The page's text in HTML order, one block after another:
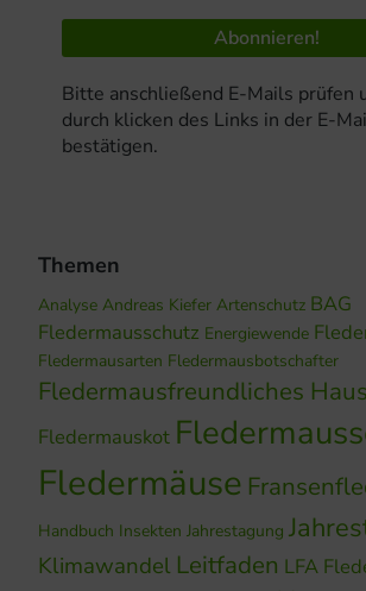
Bitte anschließend E-Mails prüfen
durch klicken des Links in der E-
bestätigen.
Themen
Analyse Andreas Kiefer Artenschutz BAG
Fledermausschutz Energiewende
Fledermausarten Fledermausbotschafter
Fledermausfreundliches Haus
Fledermauskot
Fledermäuse
Handbuch Insekten Jahrestagung
Klimawandel Leitfaden LFA